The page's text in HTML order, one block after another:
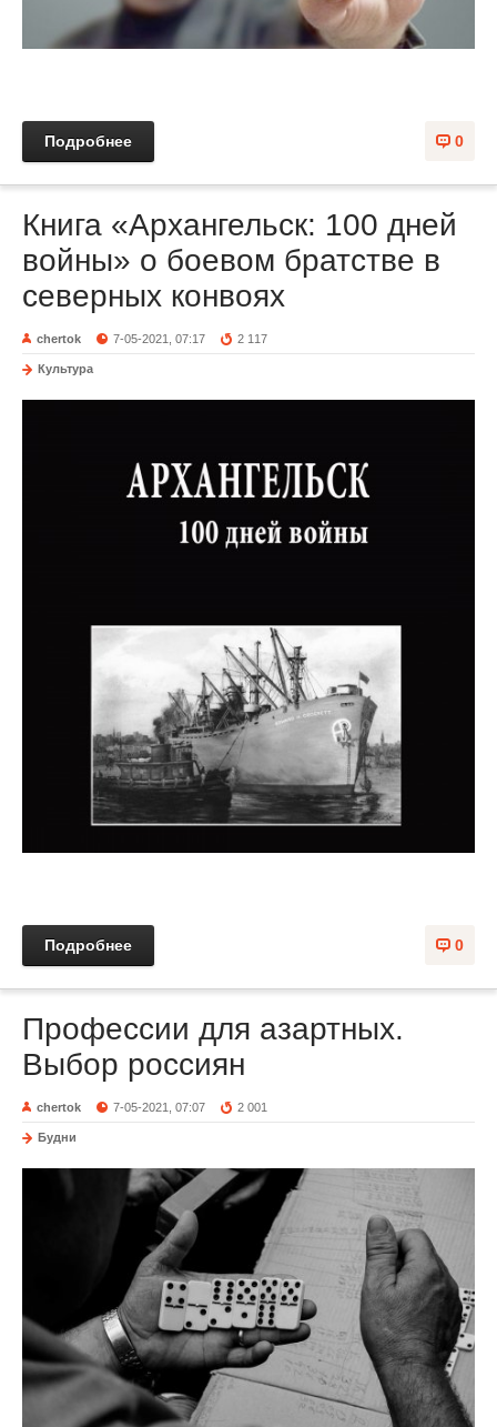
0
Подробнее
Книга «Архангельск: 100 дней
войны» о боевом братстве в
северных конвоях
chertok 7-05-2021, 07:17 2 117
Культура
0
Подробнее
Профессии для азартных.
Выбор россиян
chertok 7-05-2021, 07:07 2 001
Будни